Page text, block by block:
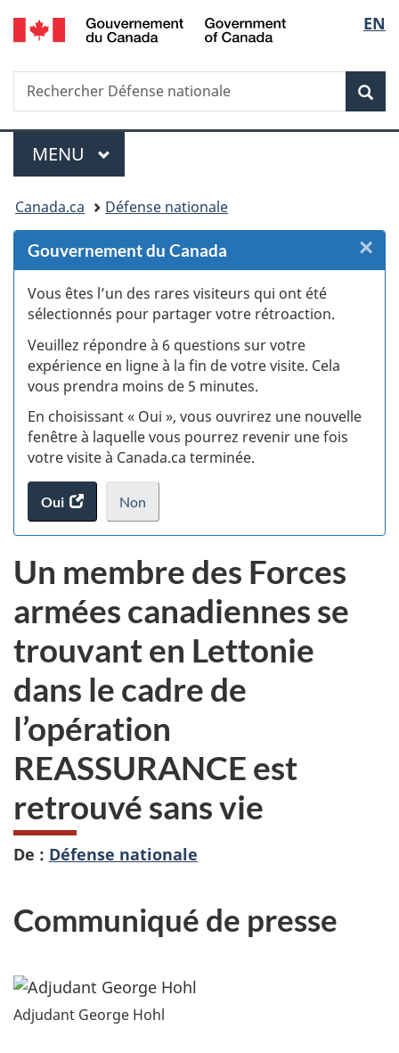
Passer
au
des
Passer
au
principal
Passer
à
Au
du
Passer
à
version
simplifiée
de
la
EN
Recherche
Rechercher
Défense
Menu
MENU PRINCIPAL
Vous
êtes
ici :
Canada.ca Défense nationale
Gouvernement du Canada
Vous êtes l’un des rares visiteurs qui ont été
sélectionnés pour partager votre rétroaction.
Veuillez répondre à 6 questions sur votre
expérience en ligne à la fin de votre visite. Cela
vous prendra moins de 5 minutes.
En choisissant « Oui », vous ouvrirez une nouvelle
fenêtre à laquelle vous pourrez revenir une fois
votre visite à Canada.ca terminée.
Oui
accéder
au
Non
je
veux
pas
participer
au
sondage
du
site
web,
.
×
Un membre des Forces
armées canadiennes se
trouvant en Lettonie
dans le cadre de
l’opération
REASSURANCE est
retrouvé sans vie
De : Défense nationale
Communiqué de presse
Adjudant George Hohl